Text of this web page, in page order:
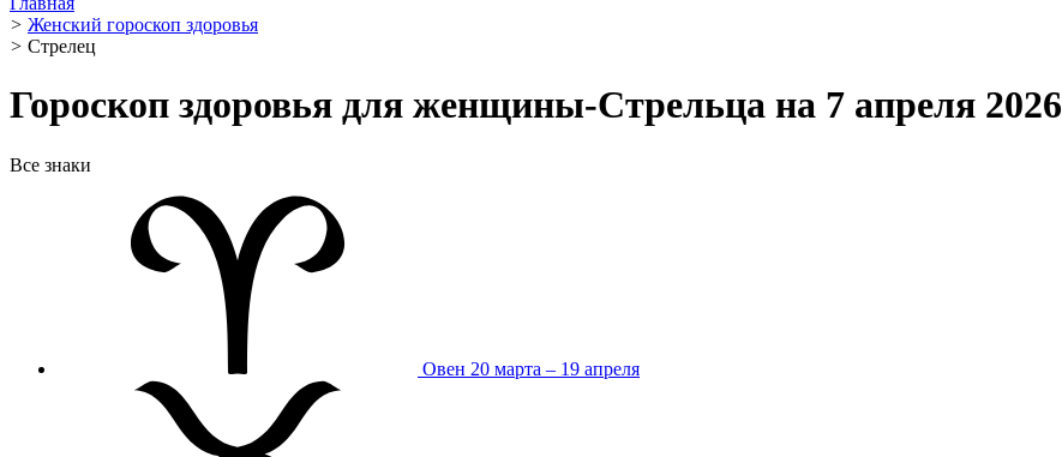
> Женский гороскоп здоровья
> Стрелец ️
Гороскоп здоровья для женщины-Стрельца на 7 апреля 2026
Все знаки
Овен 20 марта – 19 апреля